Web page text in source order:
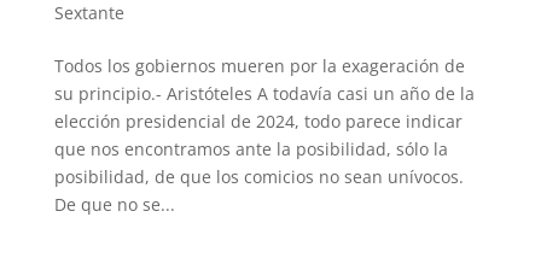
Sextante
Todos los gobiernos mueren por la exageración de
su principio.- Aristóteles A todavía casi un año de la
elección presidencial de 2024, todo parece indicar
que nos encontramos ante la posibilidad, sólo la
posibilidad, de que los comicios no sean unívocos.
De que no se...